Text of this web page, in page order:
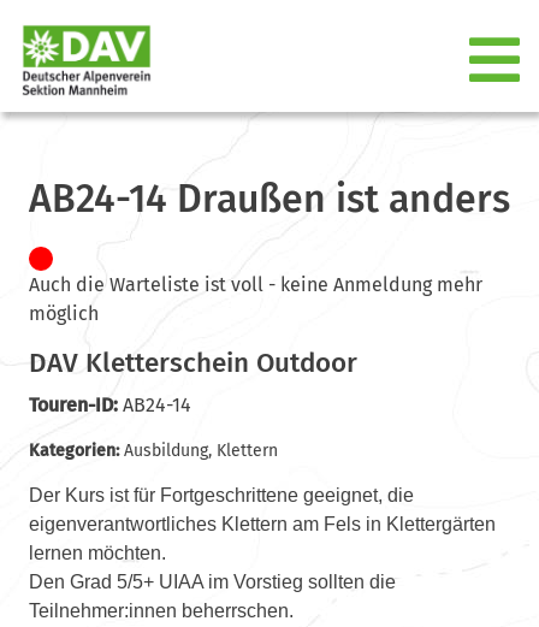
AB24-14 Draußen ist anders
Auch die Warteliste ist voll - keine Anmeldung mehr
möglich
DAV Kletterschein Outdoor
Touren-ID:AB24-14
Kategorien:Ausbildung, Klettern
Der Kurs ist für Fortgeschrittene geeignet, die
eigenverantwortliches Klettern am Fels in Klettergärten
lernen möchten.
Den Grad 5/5+ UIAA im Vorstieg sollten die
Teilnehmer:innen beherrschen.